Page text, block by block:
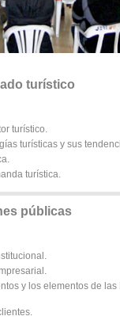
turístico
turístico.
turísticas y sus
turística.
públicas
y los elementos de las